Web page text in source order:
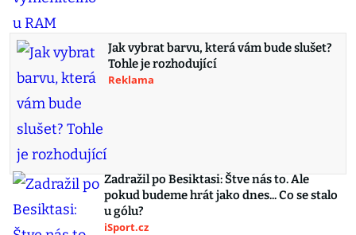
Jak vybrat barvu, která vám bude slušet?
Tohle je rozhodující
Reklama
Zadražil po Besiktasi: Štve nás to. Ale
pokud budeme hrát jako dnes... Co se stalo
u gólu?
iSport.cz